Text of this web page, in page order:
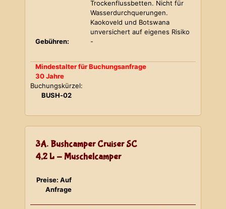
Trockenflussbetten. Nicht für
Wasserdurchquerungen.
Kaokoveld und Botswana
unversichert auf eigenes Risiko
Gebühren:
-
Mindestalter für Buchungsanfrage
30 Jahre
Buchungskürzel:
BUSH-02
3A. Bushcamper Cruiser SC
4,2 L - Muschelcamper
Preise: Auf
Anfrage